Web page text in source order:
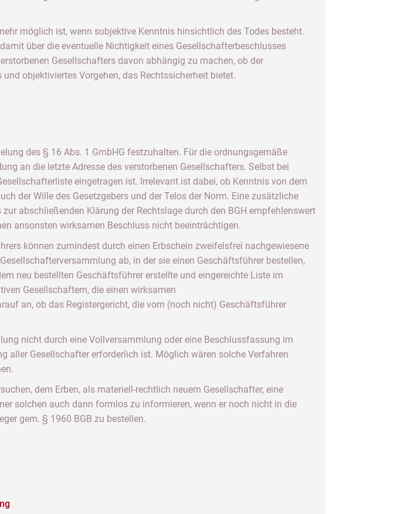
möglich ist, wenn subjektive Kenntnis hinsichtlich des Todes besteht.
über die eventuelle Nichtigkeit eines Gesellschafterbeschlusses
Gesellschafters davon abhängig zu machen, ob der
objektiviertes Vorgehen, das Rechtssicherheit bietet.
des § 16 Abs. 1 GmbHG festzuhalten. Für die ordnungsgemäße
an die letzte Adresse des verstorbenen Gesellschafters. Selbst bei
eingetragen ist. Irrelevant ist dabei, ob Kenntnis von dem
der Wille des Gesetzgebers und der Telos der Norm. Eine zusätzliche
abschließenden Klärung der Rechtslage durch den BGH empfehlenswert
ansonsten wirksamen Beschluss nicht beeinträchtigen.
können zumindest durch einen Erbschein zweifelsfrei nachgewiesene
ab, in der sie einen Geschäftsführer bestellen,
neu bestellten Geschäftsführer erstellte und eingereichte Liste im
Gesellschaftern, die einen wirksamen
an, ob das Registergericht, die vom (noch nicht) Geschäftsführer
nicht durch eine Vollversammlung oder eine Beschlussfassung im
aller Gesellschafter erforderlich ist. Möglich wären solche Verfahren
dem Erben, als materiell-rechtlich neuem Gesellschafter, eine
solchen auch dann formlos zu informieren, wenn er noch nicht in die
gem. § 1960 BGB zu bestellen.